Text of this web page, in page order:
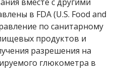
в FDA (U.S. Food and
по санитарному
продуктов и
разрешения на
глюкометра в